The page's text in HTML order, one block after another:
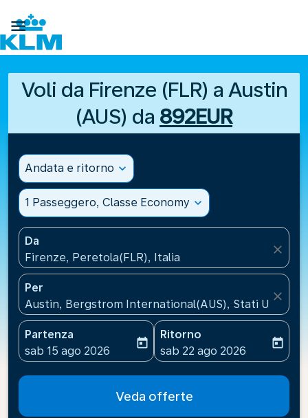

Voli da Firenze (FLR) a Austin
(AUS) da 892EUR
Andata e ritorno expand_more
1 Passeggero, Classe Economy expand_more
Da
Firenze, Peretola(FLR), Italia
close
Per
Austin, Bergstrom International(AUS), Stati Uniti
close
Partenza
fc-booking-departure-date-aria-label
sab 15 ago 2026
today
Ritorno
fc-booking-return-date-
sab 22 ago 2026
today
Veda offerte